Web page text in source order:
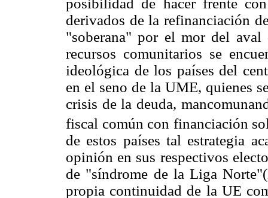
derivados de la refinanciación
"soberana" por el mor del
recursos comunitarios se
ideológica de los países del
en el seno de la UME, quienes
crisis de la deuda,
fiscal común con financiación
de estos países tal estrategia
opinión en sus respectivos
de "síndrome de la Liga
propia continuidad de la UE